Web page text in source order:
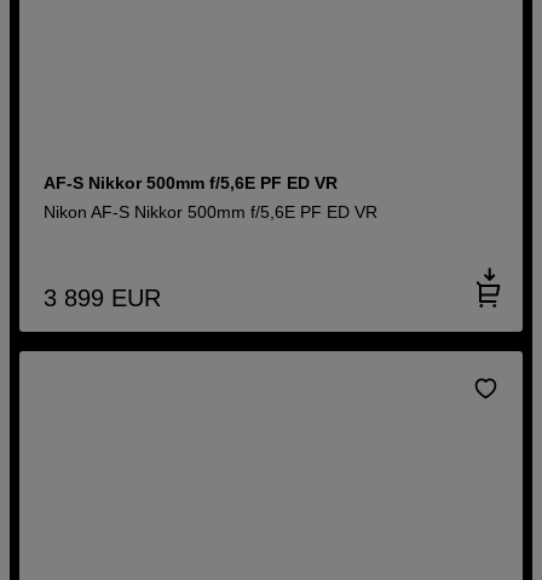
AF-S Nikkor 500mm f/5,6E PF ED VR
Nikon AF-S Nikkor 500mm f/5,6E PF ED VR
3 899 EUR